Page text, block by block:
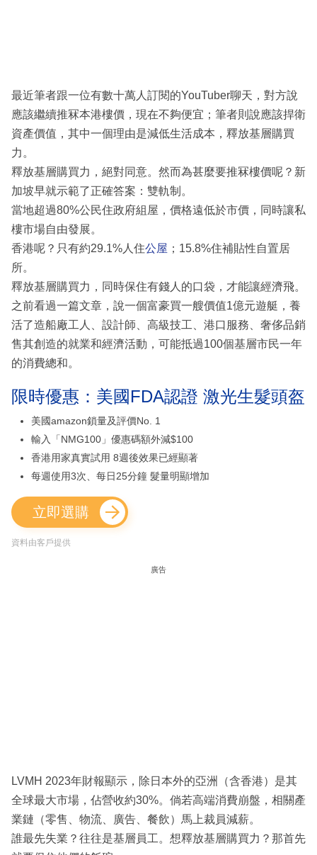
最近筆者跟一位有數十萬人訂閱的YouTuber聊天，對方說
應該繼續推冧本港樓價，現在不夠便宜；筆者則說應該捍衛
資產價值，其中一個理由是減低生活成本，釋放基層購買
力。
釋放基層購買力，絕對同意。然而為甚麼要推冧樓價呢？新
加坡早就示範了正確答案：雙軌制。
當地超過80%公民住政府組屋，價格遠低於市價，同時讓私
樓市場自由發展。
香港呢？只有約29.1%人住公屋 ；15.8%住補貼性自置居
所。
釋放基層購買力，同時保住有錢人的口袋，才能讓經濟飛。
之前看過一篇文章，說一個富豪買一艘價值1億元遊艇，養
活了造船廠工人、設計師、高級技工、港口服務、奢侈品銷
售其創造的就業和經濟活動，可能抵過100個基層市民一年
的消費總和。
限時優惠：美國FDA認證 激光生髮頭盔
美國amazon鎖量及評價No. 1
輸入「NMG100」優惠碼額外減$100
香港用家真實試用 8週後效果已經顯著
每週使用3次、每日25分鐘 髮量明顯增加
立即選購
資料由客戶提供
廣告
LVMH 2023年財報顯示，除日本外的亞洲（含香港）是其
全球最大市場，佔營收約30%。倘若高端消費崩盤，相關產
業鏈（零售、物流、廣告、餐飲）馬上裁員減薪。
誰最先失業？往往是基層員工。想釋放基層購買力？那首先